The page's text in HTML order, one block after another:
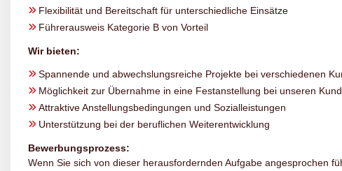
Flexibilität und Bereitschaft für unterschiedliche Einsätze
Führerausweis Kategorie B von Vorteil
Wir bieten:
Spannende und abwechslungsreiche Projekte bei verschiedenen
Möglichkeit zur Übernahme in eine Festanstellung bei unseren
Attraktive Anstellungsbedingungen und Sozialleistungen
Unterstützung bei der beruflichen Weiterentwicklung
Bewerbungsprozess:
Wenn Sie sich von dieser herausfordernden Aufgabe angesprochen